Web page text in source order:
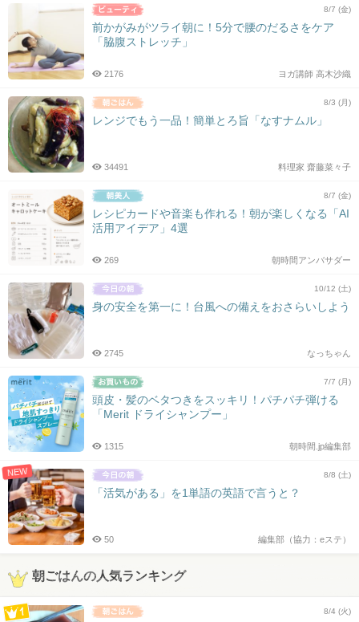
8/7 (金)
前かがみがツライ朝に！5分で腰のだるさをケア
「脇腹ストレッチ」
ヨガ講師 高木沙織
2176
8/3 (月)
レンジでもう一品！簡単とろ旨「なすナムル」
料理家 齋藤菜々子
34491
8/7 (金)
レシピカードや音楽も作れる！朝が楽しくなる「AI
活用アイデア」4選
朝時間アンバサダー
269
10/12 (土)
身の安全を第一に！台風への備えをおさらいしよう
なっちゃん
2745
7/7 (月)
頭皮・髪のベタつきをスッキリ！パチパチ弾ける
「Merit ドライシャンプー」
朝時間.jp編集部
1315
NEW 8/8 (土)
「活気がある」を1単語の英語で言うと？
編集部（協力：eステ）
50
朝ごはんの人気ランキング
8/4 (火)